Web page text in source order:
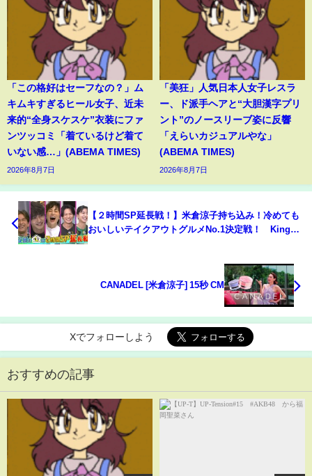
「この格好はセーフなの？」ム
キムキすぎるヒール女子、近未
来的“全身スケスケ”衣装にファ
ンツッコミ「着ているけど着て
いない感…」(ABEMA TIMES)
2026年8月7日
「美狂」人気日本人女子レスラ
ー、ド派手ヘアと“大胆漢字プリ
ント”のノースリーブ姿に反響
「えらいカジュアルやな」
(ABEMA TIMES)
2026年8月7日
【２時間SP延長戦！】米倉涼子持ち込み！冷めても
おいしいテイクアウトグルメNo.1決定戦！ King &
CANADEL [米倉涼子] 15秒 CM
Xでフォローしよう
おすすめの記事